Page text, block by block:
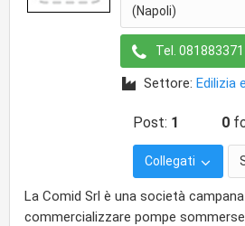
(Napoli)
Tel.
Settore: Edilizia
Post: 1 0
Collegati
La Comid Srl è una società
commercializzare pompe